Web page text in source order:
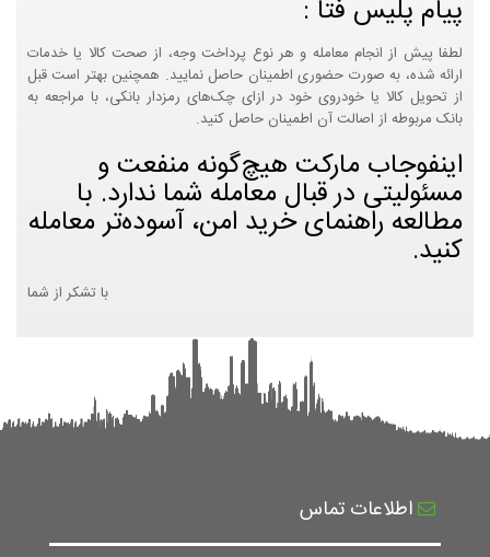
پیام پلیس فتا :
لطفا پیش از انجام معامله و هر نوع پرداخت وجه، از صحت کالا یا خدمات
ارائه شده، به صورت حضوری اطمینان حاصل نمایید. همچنین بهتر است قبل
از تحویل کالا یا خودروی خود در ازای چک‌های رمزدار بانکی، با مراجعه به
بانک مربوطه از اصالت آن اطمینان حاصل کنید.
اینفوجاب مارکت هیچ‌گونه منفعت و
مسئولیتی در قبال معامله شما ندارد. با
مطالعه راهنمای خرید امن، آسوده‌تر معامله
کنید.
با تشکر از شما
اطلاعات تماس